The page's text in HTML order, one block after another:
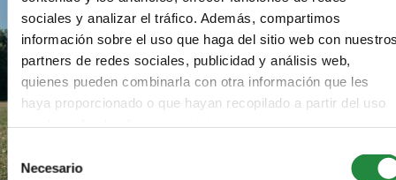
sociales y analizar el tráfico. Además, compartimos
información sobre el uso que haga del sitio web con
partners de redes sociales, publicidad y análisis web,
quienes pueden combinarla con otra información que les
haya proporcionado o que hayan recopilado a partir del uso
Selección
de Necesario